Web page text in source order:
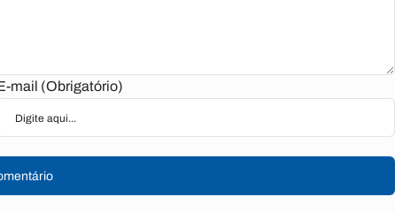
mail (Obrigatório)